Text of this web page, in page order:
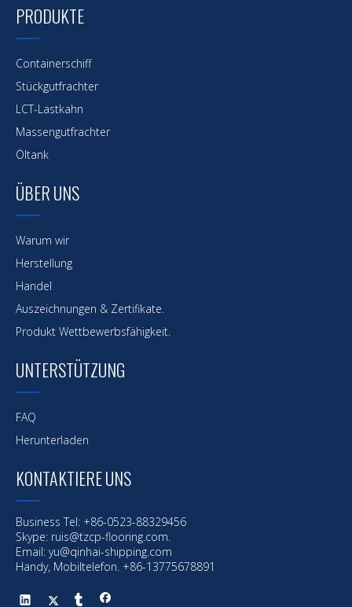
PRODUKTE
Containerschiff
Stückgutfrachter
LCT-Lastkahn
Massengutfrachter
Öltank
ÜBER UNS
Warum wir
Herstellung
Handel
Auszeichnungen & Zertifikate.
Produkt Wettbewerbsfähigkeit.
UNTERSTÜTZUNG
FAQ
Herunterladen
KONTAKTIERE UNS
Business Tel: +86-0523-88329456
Skype: ruis@tzcp-flooring.com.
Email: yu@qinhai-shipping.com
Handy, Mobiltelefon. +86-13775678891